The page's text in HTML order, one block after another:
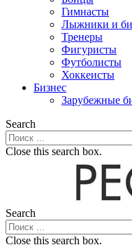
Гимнасты
Лыжники и
Тренеры
Фигуристы
Футболисты
Хоккеисты
Бизнес
Зарубежные
Search
Close this search box.
Search
Close this search box.